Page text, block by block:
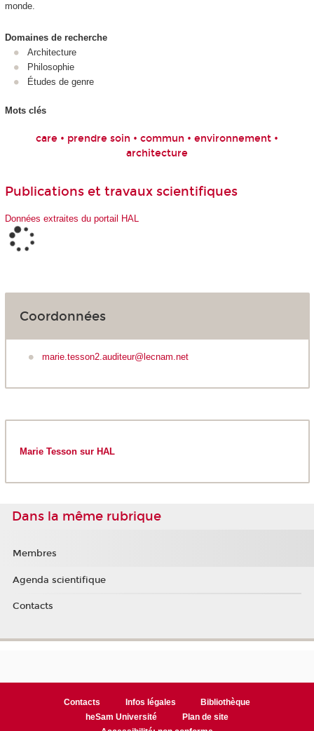
monde.
Domaines de recherche
Architecture
Philosophie
Études de genre
Mots clés
care • prendre soin • commun • environnement •
architecture
Publications et travaux scientifiques
Données extraites du portail HAL
Coordonnées
marie.tesson2.auditeur@lecnam.net
Marie Tesson sur HAL
Dans la même rubrique
Membres
Agenda scientifique
Contacts
Contacts Infos légales
Bibliothèque
heSam Université
Plan de site